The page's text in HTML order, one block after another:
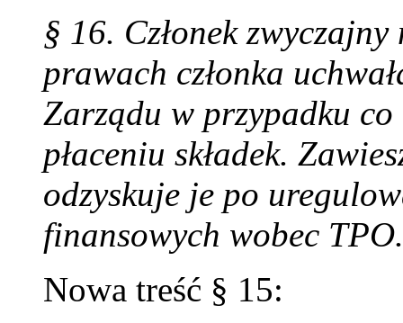
§ 16. Członek
prawach członka
Zarządu w przypadku
płaceniu składek.
odzyskuje je po
finansowych wobec TPO.
Nowa treść § 15: